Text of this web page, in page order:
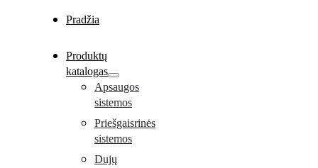
Pradžia
Produktų
katalogas
Apsaugos
sistemos
Priešgaisrinės
sistemos
Dujų